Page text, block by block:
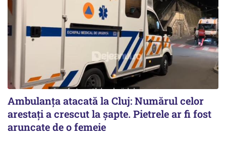
Ambulanța atacată la Cluj: Numărul celor
arestați a crescut la șapte. Pietrele ar fi fost
aruncate de o femeie